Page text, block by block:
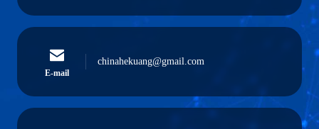
E-mail
chinahekuang@gmail.com